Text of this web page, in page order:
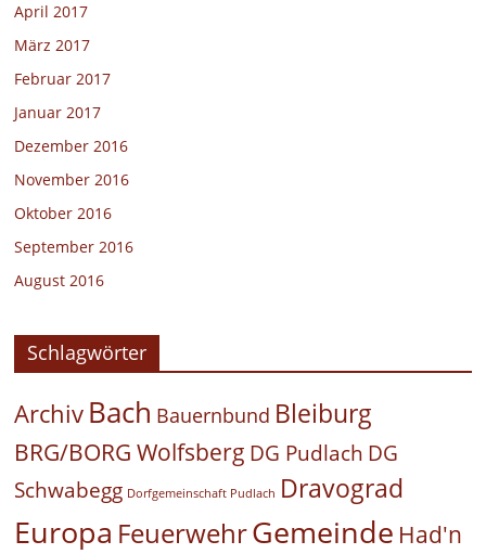
April 2017
März 2017
Februar 2017
Januar 2017
Dezember 2016
November 2016
Oktober 2016
September 2016
August 2016
Schlagwörter
Archiv Bach Bauernbund Bleiburg
BRG/BORG Wolfsberg DG Pudlach DG
Schwabegg Dorfgemeinschaft Pudlach Dravograd
Europa FeuerwehrGemeinde Had'n